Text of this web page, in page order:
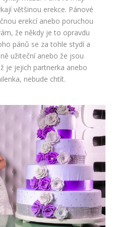
většinou erekce. Pánové
erekcí anebo poruchou
že někdy je to opravdu
pánů se za tohle stydí a
užiteční anebo že jsou
je jejich partnerka anebo
nebude chtít.